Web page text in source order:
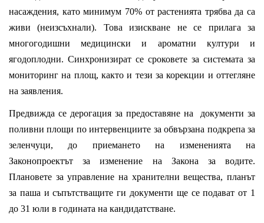
насаждения, като минимум 70% от растенията трябва да са
живи (неизсъхнали). Това изискване не се прилага за
многогодишни медицински и ароматни култури и
ягодоплодни. Синхронизират се сроковете за системата за
мониторинг на площ, както и тези за корекции и оттегляне
на заявления.
Предвижда се дерогация за предоставяне на документи за
поливни площи по интервенциите за обвързана подкрепа за
зеленчуци, до приемането на измененията на
Законопроектът за изменение на Закона за водите.
Плановете за управление на хранителни вещества, планът
за паша и съпътстващите ги документи ще се подават от 1
до 31 юли в годината на кандидатстване.